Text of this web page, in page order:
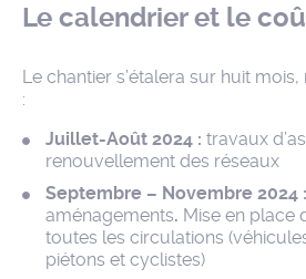
Le calendrier et le
Le chantier s’étalera sur huit
:
Juillet-Août 2024 : travaux
renouvellement des réseaux
Septembre – Novembre 2024 :
aménagements. Mise en place
toutes les circulations
piétons et cyclistes)